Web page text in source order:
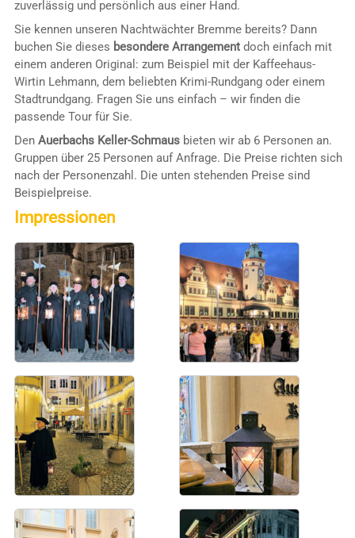
zuverlässig und persönlich aus einer Hand.
Sie kennen unseren Nachtwächter Bremme bereits? Dann
buchen Sie dieses besondere Arrangementdoch einfach mit
einem anderen Original: zum Beispiel mit der Kaffeehaus-
Wirtin Lehmann, dem beliebten Krimi-Rundgang oder einem
Stadtrundgang. Fragen Sie uns einfach – wir finden die
passende Tour für Sie.
Den Auerbachs Keller-Schmausbieten wir ab 6 Personen an.
Gruppen über 25 Personen auf Anfrage. Die Preise richten sich
nach der Personenzahl. Die unten stehenden Preise sind
Beispielpreise.
Impressionen